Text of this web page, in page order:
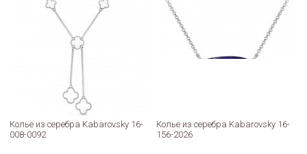
Колье из серебра Kabarovsky 16-
008-0092
Колье из серебра Kabarovsky 16-
156-2026